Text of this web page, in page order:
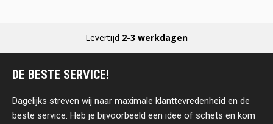
Levertijd 2-3 werkdagen
DE BESTE SERVICE!
Dagelijks streven wij naar maximale klanttevredenheid en de
beste service. Heb je bijvoorbeeld een idee of schets en kom